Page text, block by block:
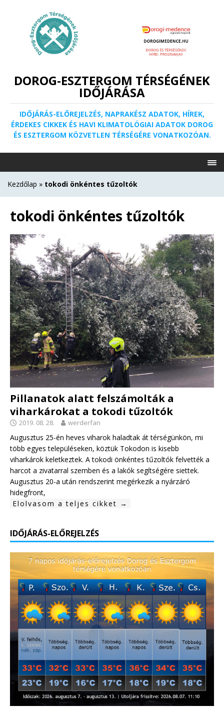
DOROG-ESZTERGOM TÉRSÉGÉNEK
IDŐJÁRÁSA
IDŐJÁRÁS-ELŐREJELZÉS, NAPRAKÉSZ ADATOK, HÍREK,
ÉRDEKES CIKKEK ÉS HAVI KLIMATOLÓGIAI ADATOK DOROG
ÉS ESZTERGOM KÖZVETLEN TÉRSÉGÉRE VONATKOZÓAN.
Kezdőlap » tokodi önkéntes tűzoltók
tokodi önkéntes tűzoltók
Pillanatok alatt felszámolták a
viharkárokat a tokodi tűzoltók
2019. 08. 28. werderfan
Augusztus 25-én heves viharok haladtak át térségünkön, mi
több egyes településeken, köztük Tokodon is kisebb
viharkárok keletkeztek. A tokodi önkéntes tűzoltók felvették a
harcot a zivatarral szemben és a lakók segítségére siettek.
Augusztus 20-a után rendszerint megérkezik a nyárzáró
hidegfront,
Elolvasom a teljes cikket →
IDŐJÁRÁS-ELŐREJELZÉS